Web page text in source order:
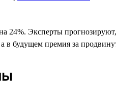
24%. Эксперты
в будущем премия за